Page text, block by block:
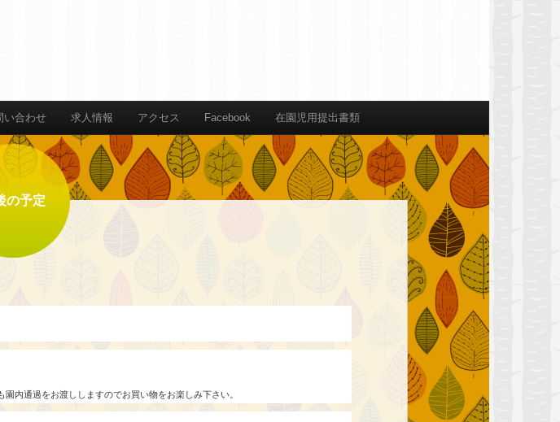
い合わせ 求人情報 アクセス Facebook 在園児用提出書類
の予定
内通過をお渡ししますのでお買い物をお楽しみ下さい。